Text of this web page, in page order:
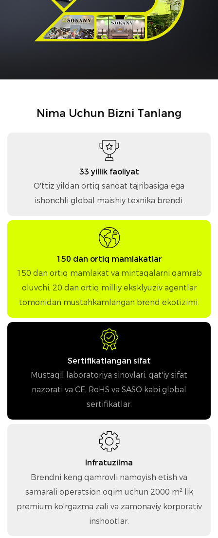
Nima Uchun Bizni Tanlang
33 yillik faoliyat
O'ttiz yildan ortiq sanoat tajribasiga ega
ishonchli global maishiy texnika brendi.
150 dan ortiq mamlakatlar
150 dan ortiq mamlakat va mintaqalarni qamrab
oluvchi, 20 dan ortiq milliy eksklyuziv agentlar
tomonidan mustahkamlangan brend ekotizimi.
Sertifikatlangan sifat
Mustaqil laboratoriya sinovlari, qat'iy sifat
nazorati va CE, RoHS va SASO kabi global
sertifikatlar.
Infratuzilma
Brendni keng qamrovli namoyish etish va
samarali operatsion oqim uchun 2000 m² lik
premium ko'rgazma zali va zamonaviy korporativ
inshootlar.